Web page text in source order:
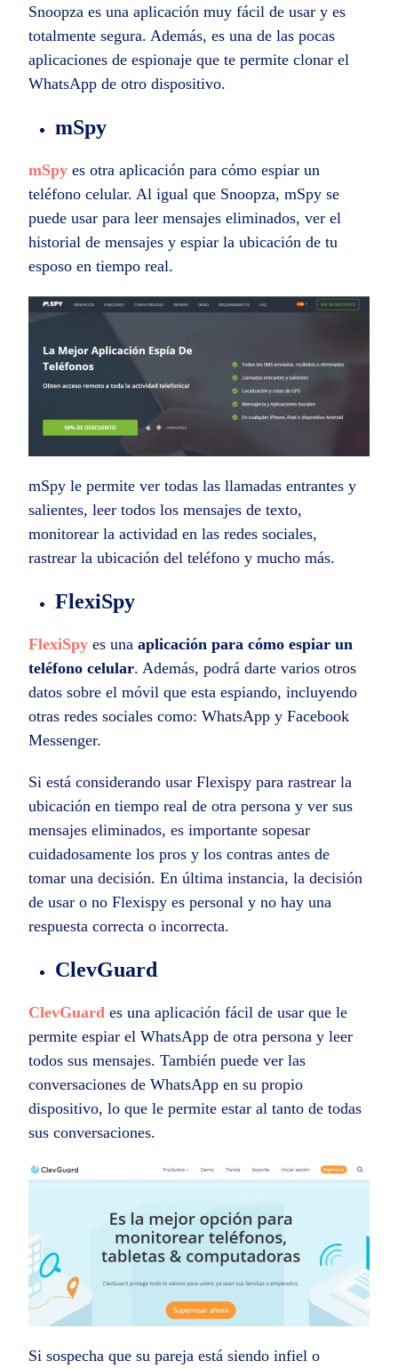
Snoopza es una aplicación muy fácil de usar y es
totalmente segura. Además, es una de las pocas
aplicaciones de espionaje que te permite clonar el
WhatsApp de otro dispositivo.
mSpy
mSpy es otra aplicación para cómo espiar un
teléfono celular. Al igual que Snoopza, mSpy se
puede usar para leer mensajes eliminados, ver el
historial de mensajes y espiar la ubicación de tu
esposo en tiempo real.
mSpy le permite ver todas las llamadas entrantes y
salientes, leer todos los mensajes de texto,
monitorear la actividad en las redes sociales,
rastrear la ubicación del teléfono y mucho más.
FlexiSpy
FlexiSpy es unaaplicación para cómo espiar un
teléfono celular. Además, podrá darte varios otros
datos sobre el móvil que esta espiando, incluyendo
otras redes sociales como: WhatsApp y Facebook
Messenger.
Si está considerando usar Flexispy para rastrear la
ubicación en tiempo real de otra persona y ver sus
mensajes eliminados, es importante sopesar
cuidadosamente los pros y los contras antes de
tomar una decisión. En última instancia, la decisión
de usar o no Flexispy es personal y no hay una
respuesta correcta o incorrecta.
ClevGuard
ClevGuard es una aplicación fácil de usar que le
permite espiar el WhatsApp de otra persona y leer
todos sus mensajes. También puede ver las
conversaciones de WhatsApp en su propio
dispositivo, lo que le permite estar al tanto de todas
sus conversaciones.
Si sospecha que su pareja está siendo infiel o